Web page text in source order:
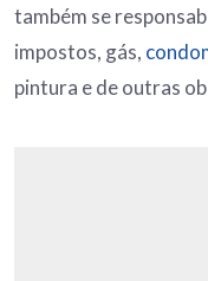
também se
impostos, gás,
pintura e de outras